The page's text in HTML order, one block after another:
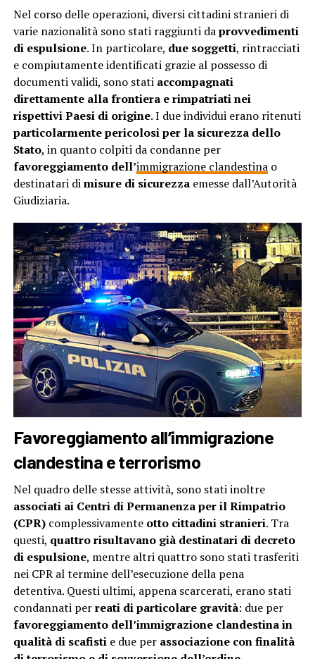
Nel corso delle operazioni, diversi cittadini stranieri di
varie nazionalità sono stati raggiunti daprovvedimenti
di espulsione. In particolare, due soggetti, rintracciati
e compiutamente identificati grazie al possesso di
documenti validi, sono stati accompagnati
direttamente alla frontiera e rimpatriati nei
rispettivi Paesi di origine. I due individui erano ritenuti
particolarmente pericolosi per la sicurezza dello
Stato, in quanto colpiti da condanne per
favoreggiamento dell’immigrazione clandestinao
destinatari dimisure di sicurezza emesse dall’Autorità
Giudiziaria.
Favoreggiamento all’immigrazione
clandestina e terrorismo
Nel quadro delle stesse attività, sono stati inoltre
associati ai Centri di Permanenza per il Rimpatrio
(CPR)complessivamente otto cittadini stranieri. Tra
questi, quattro risultavano già destinatari di decreto
di espulsione, mentre altri quattro sono stati trasferiti
nei CPR al termine dell’esecuzione della pena
detentiva. Questi ultimi, appena scarcerati, erano stati
condannati perreati di particolare gravità: due per
favoreggiamento dell’immigrazione clandestina in
qualità di scafistie due per associazione con finalità